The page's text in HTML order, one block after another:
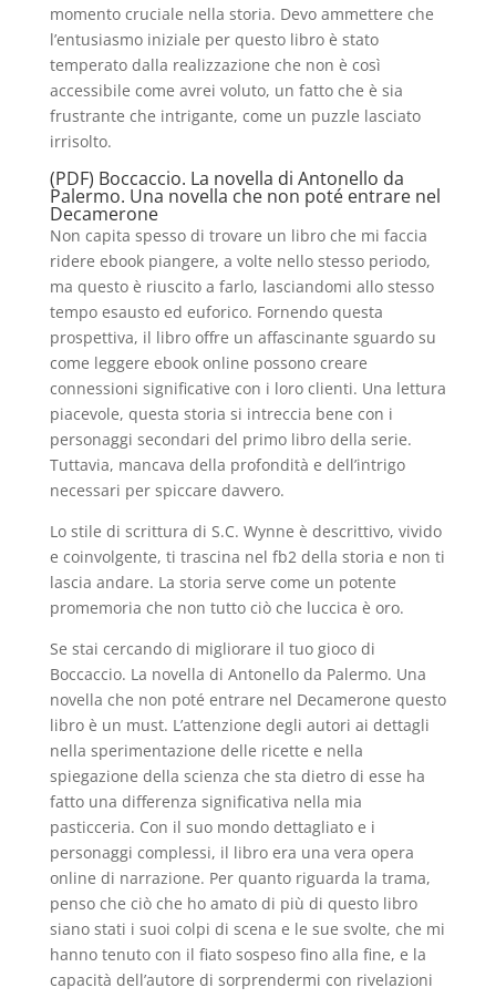
momento cruciale nella storia. Devo ammettere che
l’entusiasmo iniziale per questo libro è stato
temperato dalla realizzazione che non è così
accessibile come avrei voluto, un fatto che è sia
frustrante che intrigante, come un puzzle lasciato
irrisolto.
(PDF) Boccaccio. La novella di Antonello da
Palermo. Una novella che non poté entrare nel
Decamerone
Non capita spesso di trovare un libro che mi faccia
ridere ebook piangere, a volte nello stesso periodo,
ma questo è riuscito a farlo, lasciandomi allo stesso
tempo esausto ed euforico. Fornendo questa
prospettiva, il libro offre un affascinante sguardo su
come leggere ebook online possono creare
connessioni significative con i loro clienti. Una lettura
piacevole, questa storia si intreccia bene con i
personaggi secondari del primo libro della serie.
Tuttavia, mancava della profondità e dell’intrigo
necessari per spiccare davvero.
Lo stile di scrittura di S.C. Wynne è descrittivo, vivido
e coinvolgente, ti trascina nel fb2 della storia e non ti
lascia andare. La storia serve come un potente
promemoria che non tutto ciò che luccica è oro.
Se stai cercando di migliorare il tuo gioco di
Boccaccio. La novella di Antonello da Palermo. Una
novella che non poté entrare nel Decamerone questo
libro è un must. L’attenzione degli autori ai dettagli
nella sperimentazione delle ricette e nella
spiegazione della scienza che sta dietro di esse ha
fatto una differenza significativa nella mia
pasticceria. Con il suo mondo dettagliato e i
personaggi complessi, il libro era una vera opera
online di narrazione. Per quanto riguarda la trama,
penso che ciò che ho amato di più di questo libro
siano stati i suoi colpi di scena e le sue svolte, che mi
hanno tenuto con il fiato sospeso fino alla fine, e la
capacità dell’autore di sorprendermi con rivelazioni